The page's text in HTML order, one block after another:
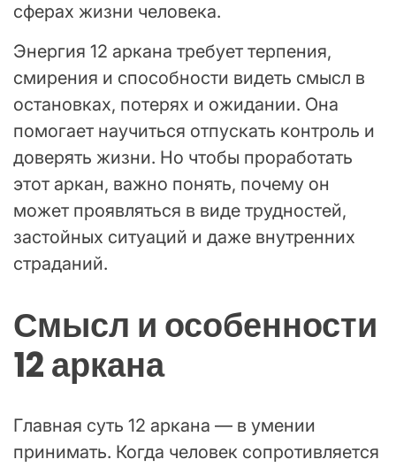
сферах жизни человека.
Энергия 12 аркана требует терпения,
смирения и способности видеть смысл в
остановках, потерях и ожидании. Она
помогает научиться отпускать контроль и
доверять жизни. Но чтобы проработать
этот аркан, важно понять, почему он
может проявляться в виде трудностей,
застойных ситуаций и даже внутренних
страданий.
Смысл и особенности
12 аркана
Главная суть 12 аркана — в умении
принимать. Когда человек сопротивляется